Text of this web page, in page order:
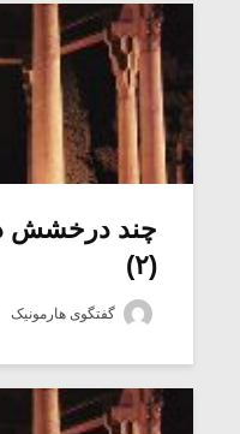
چند درخشش در
(۲)
گفتگوی هارمونیک